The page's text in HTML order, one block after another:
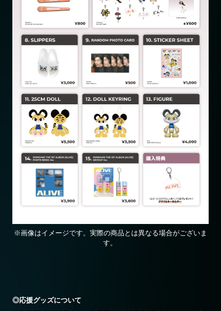
※画像はイメージです。実際の商品とは異なる場合がございま
す。
◎応援グッズについて